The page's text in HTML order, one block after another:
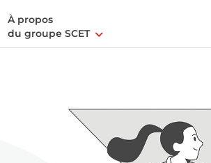
À propos
du groupe SCET